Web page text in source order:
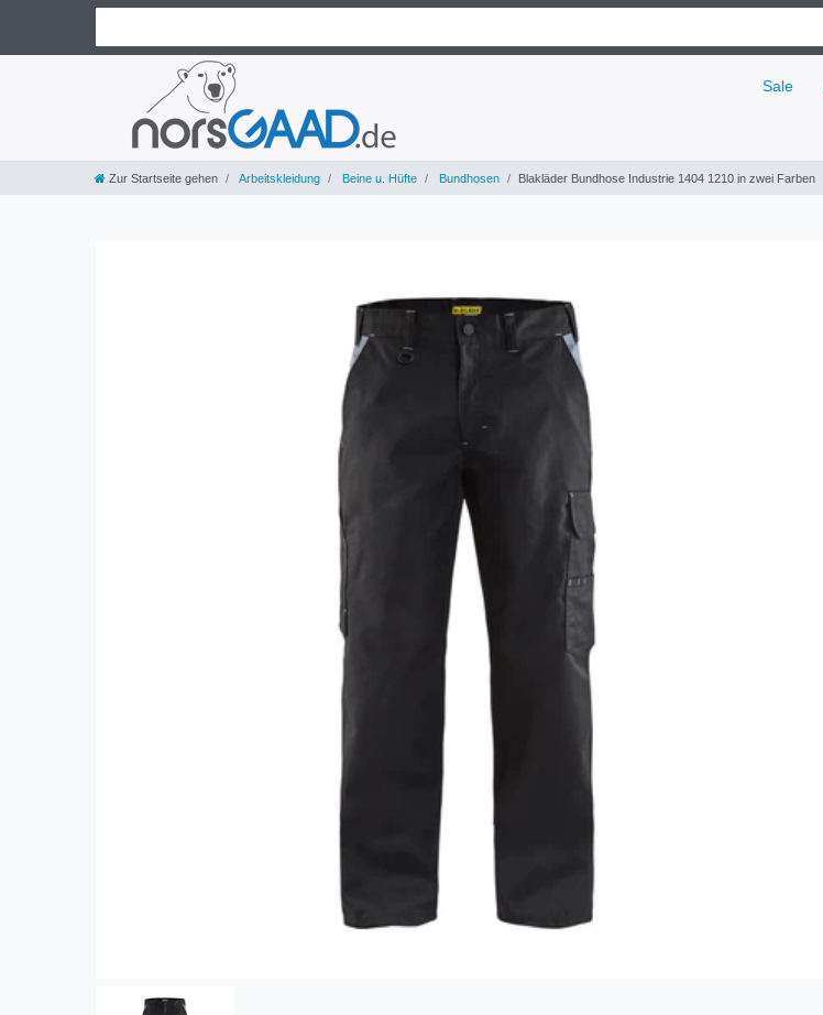
Sale
Zur Startseite gehen Arbeitskleidung Beine u. Hüfte Bundhosen Blakläder Bundhose Industrie 1404 1210 in zwei Farben